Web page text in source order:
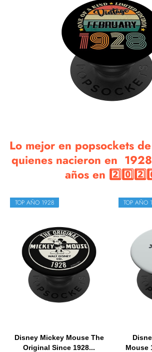
Lo mejor en popsockets
quienes nacieron en
años en
TOP AÑO 1928
Disney Mickey Mouse The
Original Since 1928...
TOP AÑO
Mouse